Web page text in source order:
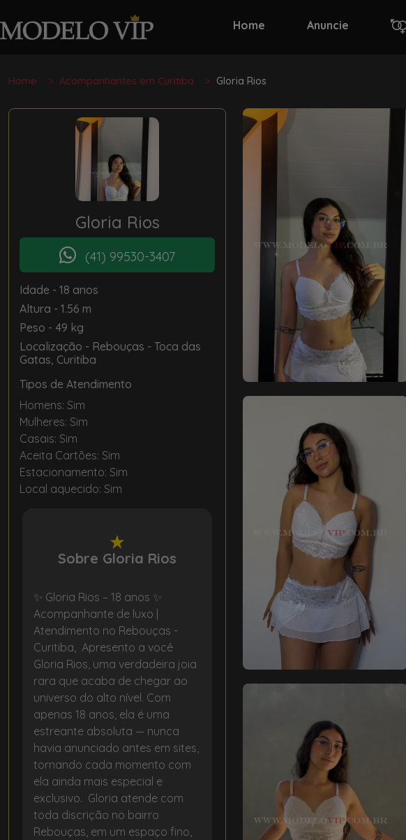
Home Anuncie
Home Acompanhantes em Curitiba Gloria Rios
Gloria Rios
(41) 99530-3407
Idade - 18 anos
Altura - 1.56 m
Peso - 49 kg
Localização - Rebouças - Toca das
Gatas, Curitiba
Tipos de Atendimento
Homens: Sim
Mulheres: Sim
Casais: Sim
Aceita Cartões: Sim
Estacionamento: Sim
Local aquecido: Sim
Sobre Gloria Rios
✨ Gloria Rios – 18 anos ✨
Acompanhante de luxo |
Atendimento no Rebouças -
Curitiba, Apresento a você
Gloria Rios, uma verdadeira joia
rara que acaba de chegar ao
universo do alto nível. Com
apenas 18 anos, ela é uma
estreante absoluta — nunca
havia anunciado antes em sites,
tornando cada momento com
ela ainda mais especial e
exclusivo. Gloria atende com
toda discrição no bairro
Rebouças, em um espaço fino,